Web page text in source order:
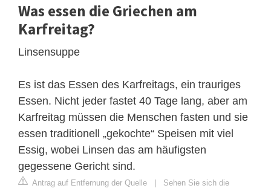
Was essen die Griechen am
Karfreitag?
Linsensuppe
Es ist das Essen des Karfreitags, ein trauriges
Essen. Nicht jeder fastet 40 Tage lang, aber am
Karfreitag müssen die Menschen fasten und sie
essen traditionell „gekochte“ Speisen mit viel
Essig, wobei Linsen das am häufigsten
gegessene Gericht sind.
Antrag auf Entfernung der Quelle | Sehen Sie sich die